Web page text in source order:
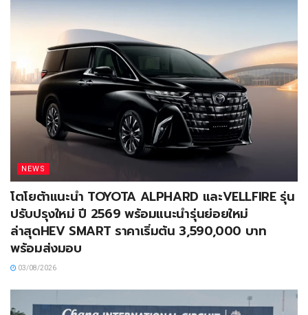
NEWS
โตโยต้าแนะนำ TOYOTA ALPHARD และVELLFIRE รุ่น
ปรับปรุงใหม่ ปี 2569 พร้อมแนะนำรุ่นย่อยใหม่
ล่าสุดHEV SMART ราคาเริ่มต้น 3,590,000 บาท
พร้อมส่งมอบ
03/08/2026